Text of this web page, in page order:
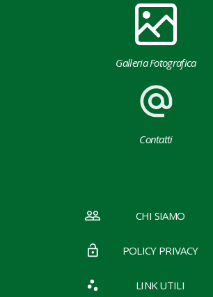
Galleria Fotografica
Contatti
CHI SIAMO
POLICY PRIVACY
LINK UTILI